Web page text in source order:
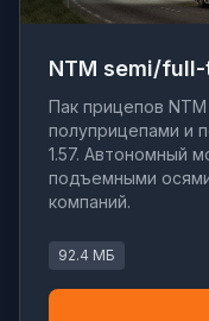
NTM semi/
Пак прицепов
полуприцепами и
1.57. Автономный
подъемными
компаний.
92.4 МБ